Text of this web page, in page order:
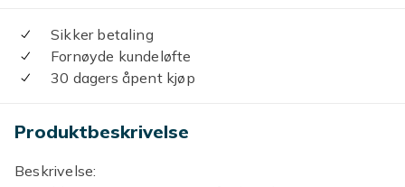
Sikker betaling
Fornøyde kundeløfte
30 dagers åpent kjøp
Produktbeskrivelse
Beskrivelse: